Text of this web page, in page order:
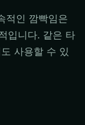
적인 깜빡임은
입니다. 같은 타
사용할 수 있